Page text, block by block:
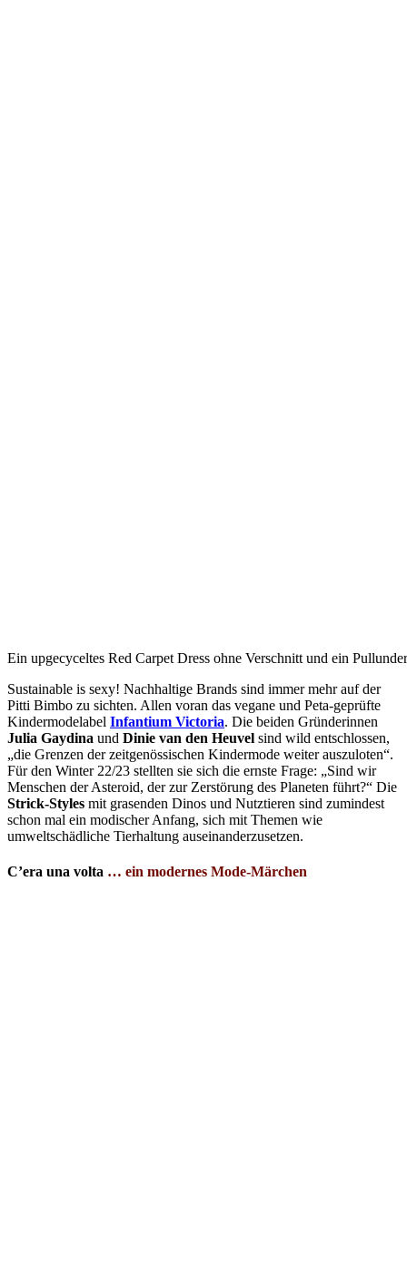
Ein upgecyceltes Red Carpet Dress ohne Verschnitt und ein
Sustainable is sexy! Nachhaltige Brands sind immer mehr auf der
Pitti Bimbo zu sichten. Allen voran das vegane und Peta-geprüfte
Kindermodelabel Infantium Victoria. Die beiden Gründerinnen
Julia Gaydina und Dinie van den Heuvel sind wild entschlossen,
„die Grenzen der zeitgenössischen Kindermode weiter auszuloten“.
Für den Winter 22/23 stellten sie sich die ernste Frage: „Sind wir
Menschen der Asteroid, der zur Zerstörung des Planeten führt?“ Die
Strick-Styles mit grasenden Dinos und Nutztieren sind zumindest
schon mal ein modischer Anfang, sich mit Themen wie
umweltschädliche Tierhaltung auseinanderzusetzen.
C’era una volta … ein modernes Mode-Märchen